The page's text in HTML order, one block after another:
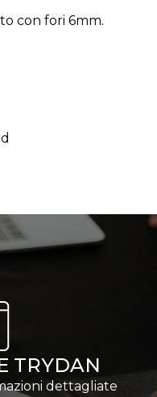
con fori 6mm.
TRYDAN
dettagliate